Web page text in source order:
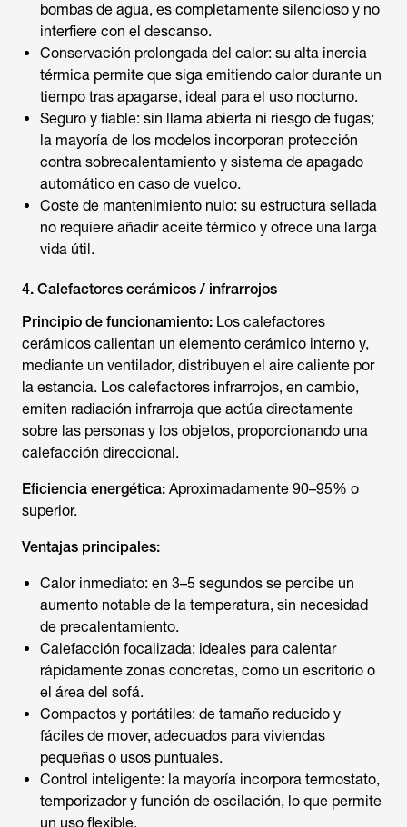
bombas de agua, es completamente silencioso y no
interfiere con el descanso.
Conservación prolongada del calor: su alta inercia
térmica permite que siga emitiendo calor durante un
tiempo tras apagarse, ideal para el uso nocturno.
Seguro y fiable: sin llama abierta ni riesgo de fugas;
la mayoría de los modelos incorporan protección
contra sobrecalentamiento y sistema de apagado
automático en caso de vuelco.
Coste de mantenimiento nulo: su estructura sellada
no requiere añadir aceite térmico y ofrece una larga
vida útil.
4. Calefactores cerámicos / infrarrojos
Principio de funcionamiento: Los calefactores
cerámicos calientan un elemento cerámico interno y,
mediante un ventilador, distribuyen el aire caliente por
la estancia. Los calefactores infrarrojos, en cambio,
emiten radiación infrarroja que actúa directamente
sobre las personas y los objetos, proporcionando una
calefacción direccional.
Eficiencia energética: Aproximadamente 90–95% o
superior.
Ventajas principales:
Calor inmediato: en 3–5 segundos se percibe un
aumento notable de la temperatura, sin necesidad
de precalentamiento.
Calefacción focalizada: ideales para calentar
rápidamente zonas concretas, como un escritorio o
el área del sofá.
Compactos y portátiles: de tamaño reducido y
fáciles de mover, adecuados para viviendas
pequeñas o usos puntuales.
Control inteligente: la mayoría incorpora termostato,
temporizador y función de oscilación, lo que permite
un uso flexible.